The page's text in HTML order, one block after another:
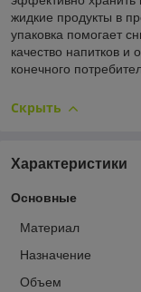
жидкие продукты в
упаковка помогает
качество напитков и
конечного
Скрыть
Характеристики
Основные
Материал
Назначение
Объем